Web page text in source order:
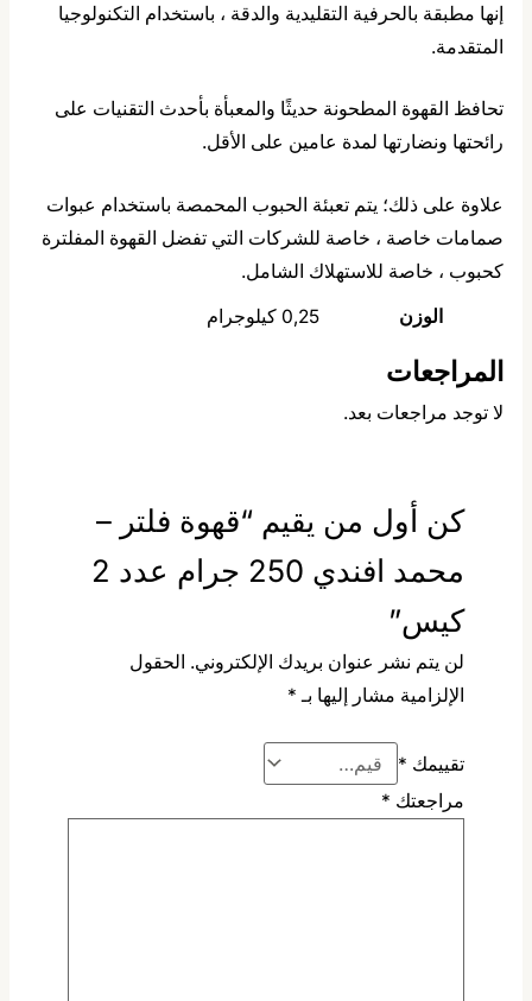
إنها مطبقة بالحرفية التقليدية والدقة ، باستخدام التكنولوجيا
المتقدمة.
تحافظ القهوة المطحونة حديثًا والمعبأة بأحدث التقنيات على
رائحتها ونضارتها لمدة عامين على الأقل.
علاوة على ذلك؛ يتم تعبئة الحبوب المحمصة باستخدام عبوات
صمامات خاصة ، خاصة للشركات التي تفضل القهوة المفلترة
كحبوب ، خاصة للاستهلاك الشامل.
الوزن
0,25 كيلوجرام
المراجعات
لا توجد مراجعات بعد.
كن أول من يقيم “قهوة فلتر –
محمد افندي 250 جرام عدد 2
كيس”
لن يتم نشر عنوان بريدك الإلكتروني. الحقول
الإلزامية مشار إليها بـ *
تقييمك *
مراجعتك *